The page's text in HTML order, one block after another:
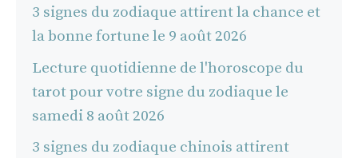
3 signes du zodiaque attirent la chance et
la bonne fortune le 9 août 2026
Lecture quotidienne de l'horoscope du
tarot pour votre signe du zodiaque le
samedi 8 août 2026
3 signes du zodiaque chinois attirent